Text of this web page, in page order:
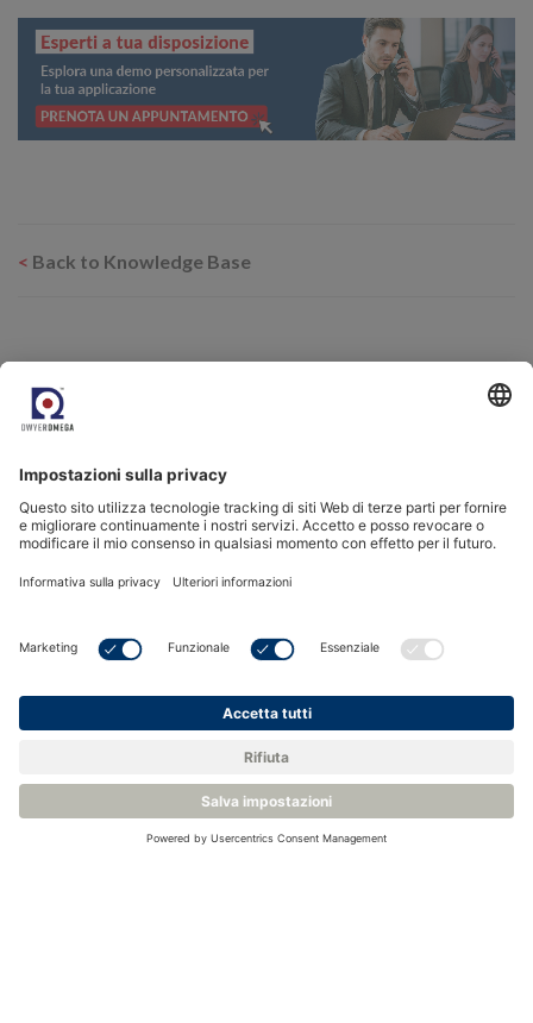
< Back to Knowledge Base
Related Products
SST Sensore di ossigeno all'ossido di zirconio in miniatura
SST Sensore d'ossigeno all'ossido di zirconio
Sensore di ossigeno con cavo schermato
Sensore di ossigeno al biossido di zirconio montato su PCB